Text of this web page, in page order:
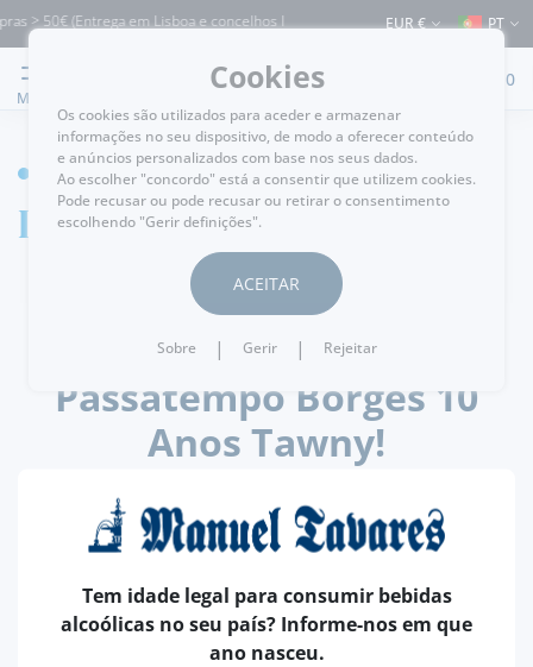
> 50€ (Entrega em Lisboa e concelhos limítrofes) ⚠️ Envios para Portugal e
EUR € PT
MENU
0
HOME
Detalhe de notícia
.passatempos
Passatempo Borges 10
Anos Tawny!
Tem idade legal para consumir bebidas
alcoólicas no seu país? Informe-nos em que
ano nasceu.
Cookies
Os cookies são utilizados para aceder e armazenar
informações no seu dispositivo, de modo a oferecer conteúdo
e anúncios personalizados com base nos seus dados.
Ao escolher "concordo" está a consentir que utilizem cookies.
Pode recusar ou pode recusar ou retirar o consentimento
escolhendo "Gerir definições".
ACEITAR
Sobre | Gerir | Rejeitar